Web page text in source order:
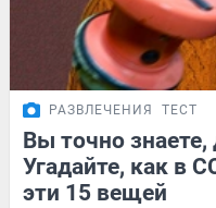
РАЗВЛЕЧЕНИЯ ТЕСТ
Вы точно знаете,
Угадайте, как в
эти 15 вещей